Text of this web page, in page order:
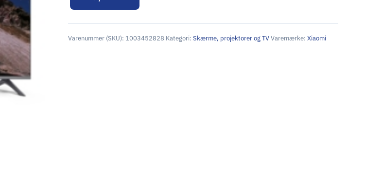
Alternative:
Varenummer (SKU): 1003452828 Kategori: Skærme, projektorer og TVVaremærke: Xiaomi